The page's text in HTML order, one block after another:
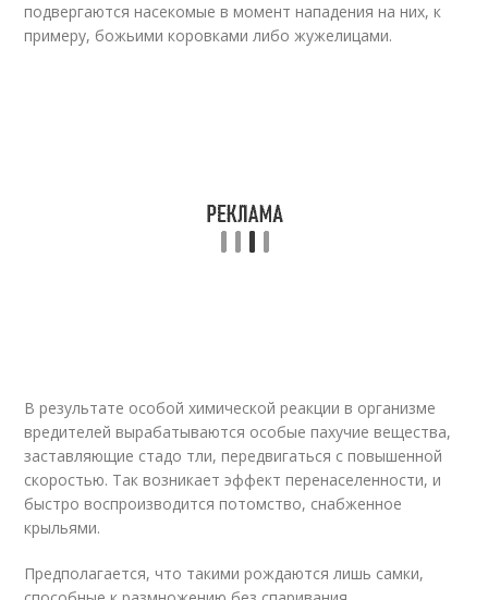
подвергаются насекомые в момент нападения на них, к
примеру, божьими коровками либо жужелицами.
В результате особой химической реакции в организме
вредителей вырабатываются особые пахучие вещества,
заставляющие стадо тли, передвигаться с повышенной
скоростью. Так возникает эффект перенаселенности, и
быстро воспроизводится потомство, снабженное
крыльями.
Предполагается, что такими рождаются лишь самки,